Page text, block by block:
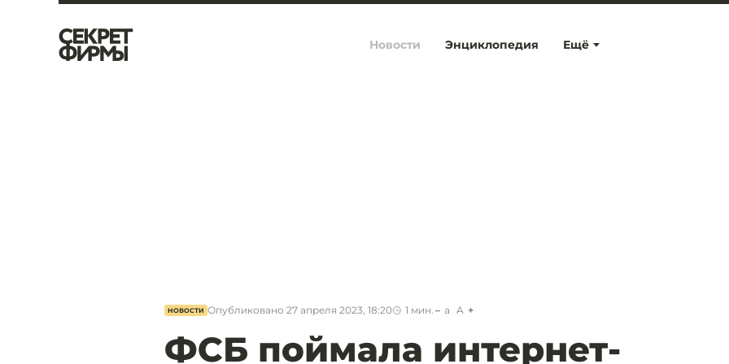
Ещё
Новости Энциклопедия
НОВОСТИ Опубликовано 27 апреля 2023, 18:20 1 мин. a A
ФСБ поймала интернет-